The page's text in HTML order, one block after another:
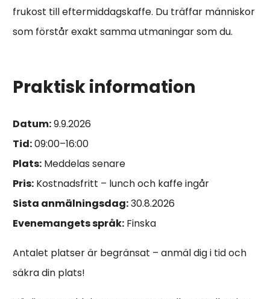
frukost till eftermiddagskaffe. Du träffar människor
som förstår exakt samma utmaningar som du.
Praktisk information
Datum:9.9.2026
Tid:09:00–16:00
Plats: Meddelas senare
Pris: Kostnadsfritt – lunch och kaffe ingår
Sista anmälningsdag:30.8.2026
Evenemangets språk: Finska
Antalet platser är begränsat – anmäl dig i tid och
säkra din plats!